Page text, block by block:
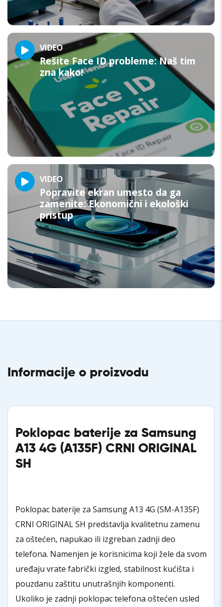
VIDEO
Rešite Face ID probleme: Naš tim
zna kako!
VIDEO
Popravite ekran umesto da ga
zamenite: Ekonomični i ekološki
pristup
Informacije o proizvodu
Poklopac baterije za Samsung
A13 4G (A135F) CRNI ORIGINAL
SH
Poklopac baterije za Samsung A13 4G (SM-A135F)
CRNI ORIGINAL SH predstavlja kvalitetnu zamenu
za oštećen, napukao ili izgreban zadnji deo
telefona. Namenjen je korisnicima koji žele da svom
uređaju vrate fabrički izgled, stabilnost kućišta i
pouzdanu zaštitu unutrašnjih komponenti.
Ukoliko je zadnji poklopac telefona oštećen usled